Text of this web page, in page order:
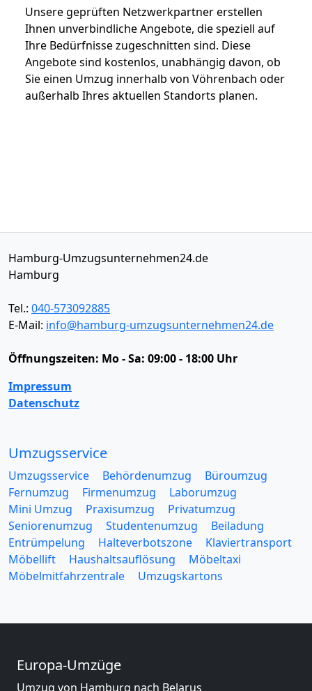
Unsere geprüften Netzwerkpartner erstellen
Ihnen unverbindliche Angebote, die speziell auf
Ihre Bedürfnisse zugeschnitten sind. Diese
Angebote sind kostenlos, unabhängig davon, ob
Sie einen Umzug innerhalb von Vöhrenbach oder
außerhalb Ihres aktuellen Standorts planen.
Hamburg-Umzugsunternehmen24.de
Hamburg
Tel.: 040-573092885
E-Mail: info@hamburg-umzugsunternehmen24.de
Öffnungszeiten: Mo - Sa: 09:00 - 18:00 Uhr
Impressum
Datenschutz
Umzugsservice
Umzugsservice Behördenumzug
Büroumzug
Fernumzug
Firmenumzug
Laborumzug
Mini Umzug
Praxisumzug
Privatumzug
Seniorenumzug
Studentenumzug
Beiladung
Entrümpelung
Halteverbotszone
Klaviertransport
Möbellift
Haushaltsauflösung
Möbeltaxi
Möbelmitfahrzentrale
Umzugskartons
Europa-Umzüge
Umzug von Hamburg nach Belarus